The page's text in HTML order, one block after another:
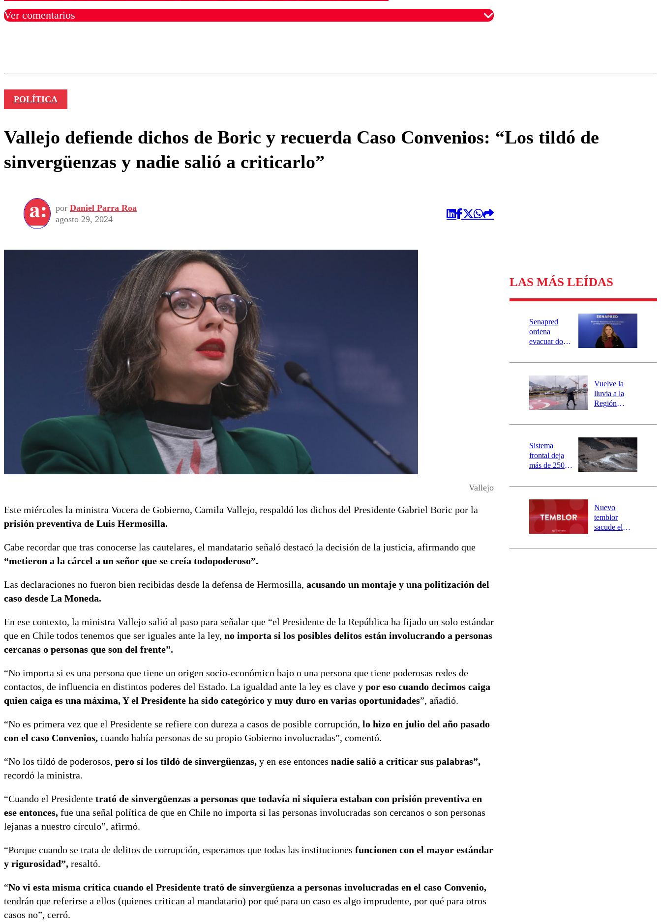
Ver comentarios
POLÍTICA
Vallejo defiende dichos de Boric y recuerda Caso Convenios: “Los tildó de
sinvergüenzas y nadie salió a criticarlo”
por Daniel Parra Roa
agosto 29, 2024
Vallejo
Este miércoles la ministra Vocera de Gobierno, Camila Vallejo, respaldó los dichos del Presidente Gabriel Boric por la
prisión preventiva de Luis Hermosilla.
Cabe recordar que tras conocerse las cautelares, el mandatario señaló destacó la decisión de la justicia, afirmando que
“metieron a la cárcel a un señor que se creía todopoderoso”.
Las declaraciones no fueron bien recibidas desde la defensa de Hermosilla, acusando un montaje y una politización del
caso desde La Moneda.
En ese contexto, la ministra Vallejo salió al paso para señalar que “el Presidente de la República ha fijado un solo estándar
que en Chile todos tenemos que ser iguales ante la ley, no importa si los posibles delitos están involucrando a personas
cercanas o personas que son del frente”.
“No importa si es una persona que tiene un origen socio-económico bajo o una persona que tiene poderosas redes de
contactos, de influencia en distintos poderes del Estado. La igualdad ante la ley es clave y por eso cuando decimos caiga
quien caiga es una máxima, Y el Presidente ha sido categórico y muy duro en varias oportunidades”, añadió.
“No es primera vez que el Presidente se refiere con dureza a casos de posible corrupción, lo hizo en julio del año pasado
con el caso Convenios, cuando había personas de su propio Gobierno involucradas”, comentó.
“No los tildó de poderosos, pero sí los tildó de sinvergüenzas, y en ese entonces nadie salió a criticar sus palabras”,
recordó la ministra.
“Cuando el Presidente trató de sinvergüenzas a personas que todavía ni siquiera estaban con prisión preventiva en
ese entonces, fue una señal política de que en Chile no importa si las personas involucradas son cercanos o son personas
lejanas a nuestro círculo”, afirmó.
“Porque cuando se trata de delitos de corrupción, esperamos que todas las instituciones funcionen con el mayor estándar
y rigurosidad”, resaltó.
“No vi esta misma crítica cuando el Presidente trató de sinvergüenza a personas involucradas en el caso Convenio,
tendrán que referirse a ellos (quienes critican al mandatario) por qué para un caso es algo imprudente, por qué para otros
casos no”, cerró.
LAS MÁS LEÍDAS
Senapred
ordena
evacuar dos
Carahue por
río Damas:
activa
mensajería
SAE
Vuelve la
lluvia a la
Región
este es el
la DMC para
este viernes
Sistema
frontal deja
más de 250
y 317
aisladas entre
Valparaíso y
Los Ríos
Nuevo
temblor
sacude el
revisa la